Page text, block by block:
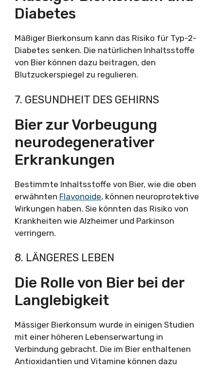
Diabetes
Mäßiger Bierkonsum kann das Risiko für Typ-2-
Diabetes senken. Die natürlichen Inhaltsstoffe
von Bier können dazu beitragen, den
Blutzuckerspiegel zu regulieren.
7. GESUNDHEIT DES GEHIRNS
Bier zur Vorbeugung
neurodegenerativer
Erkrankungen
Bestimmte Inhaltsstoffe von Bier, wie die oben
erwähnten Flavonoide, können neuroprotektive
Wirkungen haben. Sie könnten das Risiko von
Krankheiten wie Alzheimer und Parkinson
verringern.
8. LÄNGERES LEBEN
Die Rolle von Bier bei der
Langlebigkeit
Mässiger Bierkonsum wurde in einigen Studien
mit einer höheren Lebenserwartung in
Verbindung gebracht. Die im Bier enthaltenen
Antioxidantien und Vitamine können dazu